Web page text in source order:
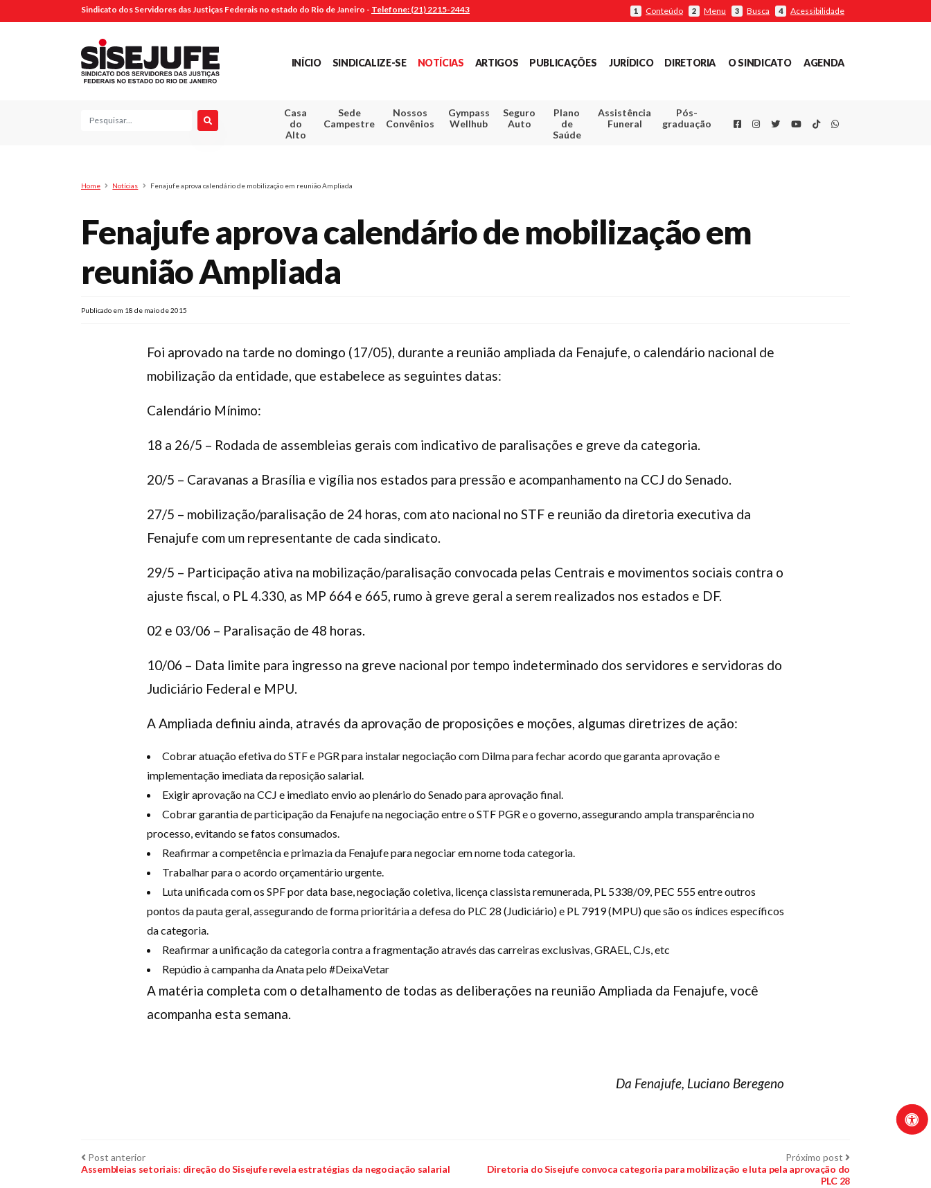
Sindicato dos Servidores das Justiças Federais no estado do Rio de Janeiro - Telefone: (21) 2215-2443 1 Conteúdo 2 Menu 3 Busca 4 Acessibilidade
INÍCIO SINDICALIZE-SE NOTÍCIAS ARTIGOS PUBLICAÇÕES JURÍDICO DIRETORIA O SINDICATO AGENDA
Pesquisa
Casa
do
Alto
Sede
Campestre
Nossos
Convênios
Gympass
Wellhub
Seguro
Auto
Plano
de
Saúde
Assistência
Funeral
Pós-
graduação
FacebookInstagram
TwitterYoutube
TikTokWhatsapp
Home Notícias Fenajufe aprova calendário de mobilização em reunião Ampliada
Fenajufe aprova calendário de mobilização em
reunião Ampliada
Publicado em 18 de maio de 2015
Foi aprovado na tarde no domingo (17/05), durante a reunião ampliada da Fenajufe, o calendário nacional de
mobilização da entidade, que estabelece as seguintes datas:
Calendário Mínimo:
18 a 26/5 – Rodada de assembleias gerais com indicativo de paralisações e greve da categoria.
20/5 – Caravanas a Brasília e vigília nos estados para pressão e acompanhamento na CCJ do Senado.
27/5 – mobilização/paralisação de 24 horas, com ato nacional no STF e reunião da diretoria executiva da
Fenajufe com um representante de cada sindicato.
29/5 – Participação ativa na mobilização/paralisação convocada pelas Centrais e movimentos sociais contra o
ajuste fiscal, o PL 4.330, as MP 664 e 665, rumo à greve geral a serem realizados nos estados e DF.
02 e 03/06 – Paralisação de 48 horas.
10/06 – Data limite para ingresso na greve nacional por tempo indeterminado dos servidores e servidoras do
Judiciário Federal e MPU.
A Ampliada definiu ainda, através da aprovação de proposições e moções, algumas diretrizes de ação:
Cobrar atuação efetiva do STF e PGR para instalar negociação com Dilma para fechar acordo que garanta aprovação e
implementação imediata da reposição salarial.
Exigir aprovação na CCJ e imediato envio ao plenário do Senado para aprovação final.
Cobrar garantia de participação da Fenajufe na negociação entre o STF PGR e o governo, assegurando ampla transparência no
processo, evitando se fatos consumados.
Reafirmar a competência e primazia da Fenajufe para negociar em nome toda categoria.
Trabalhar para o acordo orçamentário urgente.
Luta unificada com os SPF por data base, negociação coletiva, licença classista remunerada, PL 5338/09, PEC 555 entre outros
pontos da pauta geral, assegurando de forma prioritária a defesa do PLC 28 (Judiciário) e PL 7919 (MPU) que são os índices específicos
da categoria.
Reafirmar a unificação da categoria contra a fragmentação através das carreiras exclusivas, GRAEL, CJs, etc
Repúdio à campanha da Anata pelo #DeixaVetar
A matéria completa com o detalhamento de todas as deliberações na reunião Ampliada da Fenajufe, você
acompanha esta semana.
Da Fenajufe, Luciano Beregeno
Navegação
Post anteriorPost
anterior:
Assembleias setoriais: direção do Sisejufe revela estratégias da negociação salarial
Próximo post Próximo
Diretoria do Sisejufe convoca categoria para mobilização e luta pela aprovação do
PLC 28